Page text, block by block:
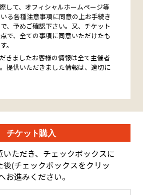
して、オフィシャルホームページ等
る各種注意事項に同意の上お手続き
、予めご確認下さい。又、チケット
で、全ての事項に同意いただけたも
。
きましたお客様の情報は全て主催者
提供いただきました情報は、適切に
チケット購入
ただき、チェックボックスに
後(チェックボックスをクリッ
お進みください。